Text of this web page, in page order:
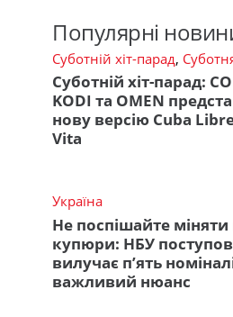
Популярні
Суботній хіт-парад,
Суботній хіт-парад:
KODI та OMEN
нову версію Cuba
Vita
Україна
Не поспішайте міняти
купюри: НБУ
вилучає п’ять
важливий нюанс